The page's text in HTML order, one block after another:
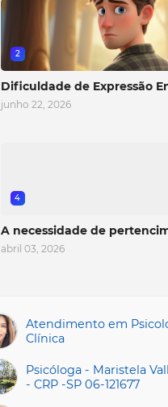
2
Dificuldade de Expressão
junho 22, 2026
4
A necessidade de
abril 03, 2026
Atendimento em
Clínica
Psicóloga - Maristela
- CRP -SP 06-121677